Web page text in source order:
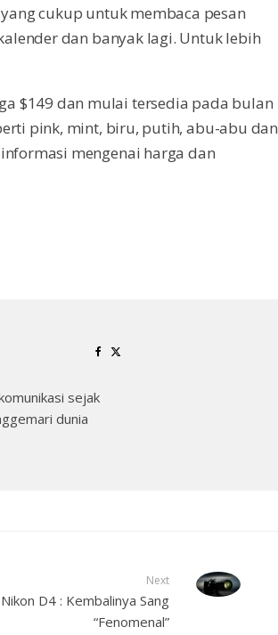
cukup untuk membaca pesan
dan banyak lagi. Untuk lebih
$149 dan mulai tersedia pada bulan
pink, mint, biru, putih, abu-abu dan
mengenai harga dan
sejak
dunia
Next
D4 : Kembalinya Sang
“Fenomenal”